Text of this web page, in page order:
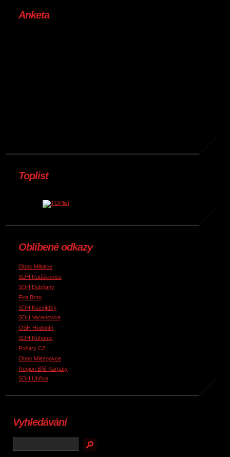
Anketa
Toplist
Oblíbené odkazy
Obec Milotice
SDH Ratíškovice
SDH Dubňany
Fire Brno
SDH Kozojídky
SDH Vacenovice
OSH Hodonín
SDH Rohatec
Požáry CZ
Obec Miezgovce
Region Bílé Karpaty
SDH Uhřice
Vyhledávání